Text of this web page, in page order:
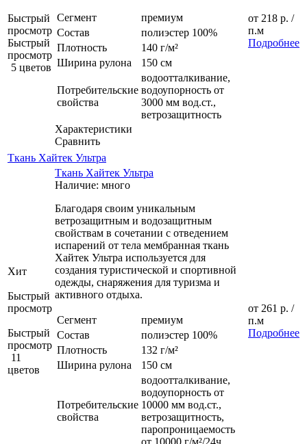
Быстрый
просмотр
Быстрый
просмотр
5 цветов
Сегмент
премиум
Состав
полиэстер 100%
Плотность
140 г/м²
Ширина рулона
150 см
Потребительские
свойства
водоотталкивание,
водоупорность от
3000 мм вод.ст.,
ветрозащитность
Характеристики
Сравнить
от 218 р. /
п.м
Подробнее
Ткань Хайтек Ультра
Хит
Быстрый
просмотр
Быстрый
просмотр
11
цветов
Ткань Хайтек Ультра
Наличие: много
Благодаря своим уникальным
ветрозащитным и водозащитным
свойствам в сочетании с отведением
испарений от тела мембранная ткань
Хайтек Ультра используется для
создания туристической и спортивной
одежды, снаряжения для туризма и
активного отдыха.
Сегмент
премиум
Состав
полиэстер 100%
Плотность
132 г/м²
Ширина рулона
150 см
Потребительские
свойства
водоотталкивание,
водоупорность от
10000 мм вод.ст.,
ветрозащитность,
паропроницаемость
от 10000 г/м²/24ч
от 261 р. /
п.м
Подробнее